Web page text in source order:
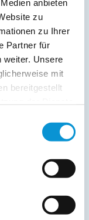
anbieten
zu
zu Ihrer
Partner für
weiter. Unsere
mit
bereitgestellt
225 €
105 €
150 €
125 €